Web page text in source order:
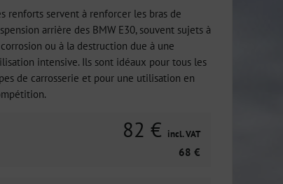
renforts servent à renforcer les bras de
arrière des BMW E30, souvent sujets à
ou à la destruction due à une
intensive. Ils sont idéaux pour tous les
de carrosserie et pour une utilisation en
82 € incl. VAT
68 €